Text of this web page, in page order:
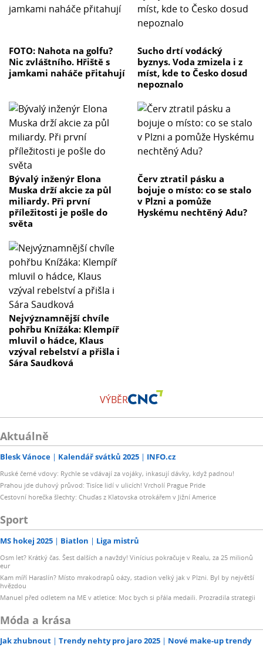
FOTO: Nahota na golfu?
Nic zvláštního. Hřiště s
jamkami naháče přitahují
Sucho drtí vodácký
byznys. Voda zmizela i z
míst, kde to Česko dosud
nepoznalo
Bývalý inženýr Elona
Muska drží akcie za půl
miliardy. Při první
příležitosti je pošle do
světa
Červ ztratil pásku a
bojuje o místo: co se stalo
v Plzni a pomůže
Hyskému nechtěný Adu?
Nejvýznamnější chvíle
pohřbu Knížáka: Klempíř
mluvil o hádce, Klaus
vzýval rebelství a přišla i
Sára Saudková
VÝBĚR
Aktuálně
Blesk Vánoce Kalendář svátků 2025 INFO.cz
Ruské černé vdovy: Rychle se vdávají za vojáky, inkasují dávky, když padnou!
Prahou jde duhový průvod: Tisíce lidí v ulicích! Vrcholí Prague Pride
Cestovní horečka šlechty: Chuďas z Klatovska otrokářem v Jižní Americe
Sport
MS hokej 2025 Biatlon Liga mistrů
Osm let? Krátký čas. Šest dalších a navždy! Vinícius pokračuje v Realu, za 25 milionů
eur
Kam míří Haraslín? Místo mrakodrapů oázy, stadion velký jak v Plzni. Byl by největší
hvězdou
Manuel před odletem na ME v atletice: Moc bych si přála medaili. Prozradila strategii
Móda a krása
Jak zhubnout Trendy nehty pro jaro 2025 Nové make-up trendy